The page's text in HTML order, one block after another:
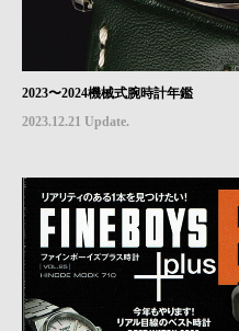
2023〜2024機械式腕時計年鑑
2023.12.21 Update.